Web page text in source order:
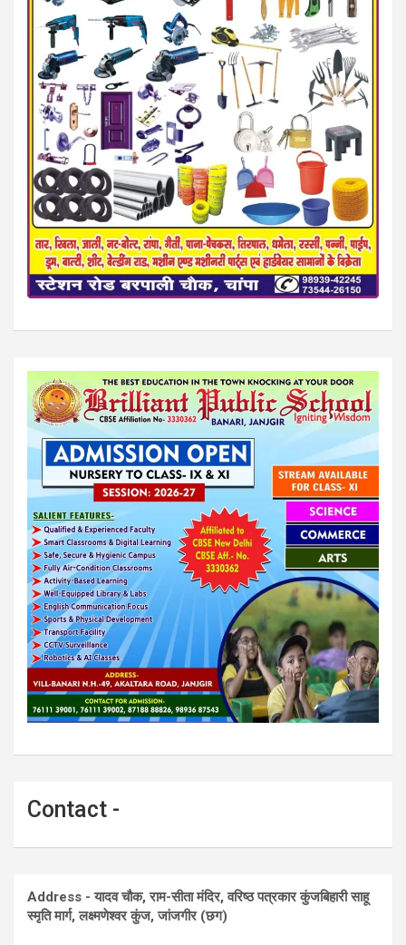
Contact -
Address - यादव चौक, राम-सीता मंदिर, वरिष्ठ पत्रकार कुंजबिहारी साहू
स्मृति मार्ग, लक्ष्मणेश्वर कुंज, जांजगीर (छग)